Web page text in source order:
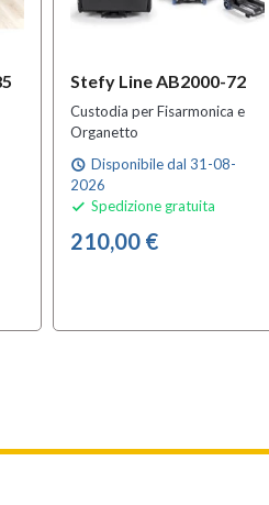
Stefy Line AB2000-72
Custodia per Fisarmonica e
Organetto
schedule Disponibile dal 31-08-
2026
 Spedizione gratuita
210,00 €